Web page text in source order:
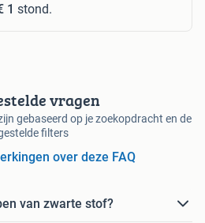
1 stond.
vragen
gebaseerd op je zoekopdracht en de
filters
over deze FAQ
van zwarte stof?